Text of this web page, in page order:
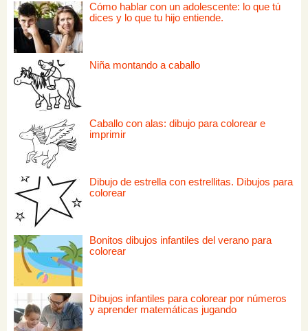
Cómo hablar con un adolescente: lo que tú
dices y lo que tu hijo entiende.
Niña montando a caballo
Caballo con alas: dibujo para colorear e
imprimir
Dibujo de estrella con estrellitas. Dibujos para
colorear
Bonitos dibujos infantiles del verano para
colorear
Dibujos infantiles para colorear por números
y aprender matemáticas jugando